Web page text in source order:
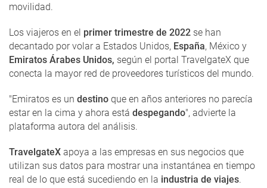
movilidad.
Los viajeros en el primer trimestre de 2022 se han
decantado por volar a Estados Unidos, España, México y
Emiratos Árabes Unidos, según el portal TravelgateX que
conecta la mayor red de proveedores turísticos del mundo.
"Emiratos es un destino que en años anteriores no parecía
estar en la cima y ahora está despegando", advierte la
plataforma autora del análisis.
TravelgateX apoya a las empresas en sus negocios que
utilizan sus datos para mostrar una instantánea en tiempo
real de lo que está sucediendo en la industria de viajes.